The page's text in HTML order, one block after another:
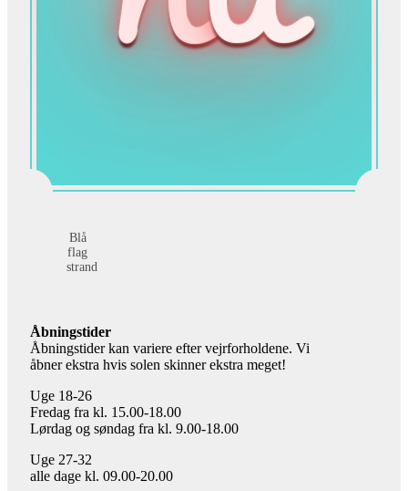
Blå
flag
strand
Åbningstider
Åbningstider kan variere efter vejrforholdene. Vi
åbner ekstra hvis solen skinner ekstra meget!
Uge 18-26
Fredag fra kl. 15.00-18.00
Lørdag og søndag fra kl. 9.00-18.00
Uge 27-32
alle dage kl. 09.00-20.00